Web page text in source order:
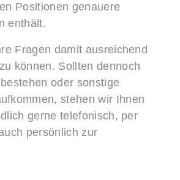
Positionen genauere
enthält.
Fragen damit ausreichend
können. Sollten dennoch
oder sonstige
stehen wir Ihnen
gerne telefonisch, per
persönlich zur